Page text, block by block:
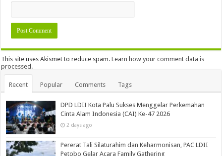
This site uses Akismet to reduce spam.Learn how your comment data is
processed.
Recent Popular Comments Tags
DPD LDII Kota Palu Sukses Menggelar Perkemahan
Cinta Alam Indonesia (CAI) Ke-47 2026
2 days ago
Pererat Tali Silaturahim dan Keharmonisan, PAC LDII
Petobo Gelar Acara Family Gathering